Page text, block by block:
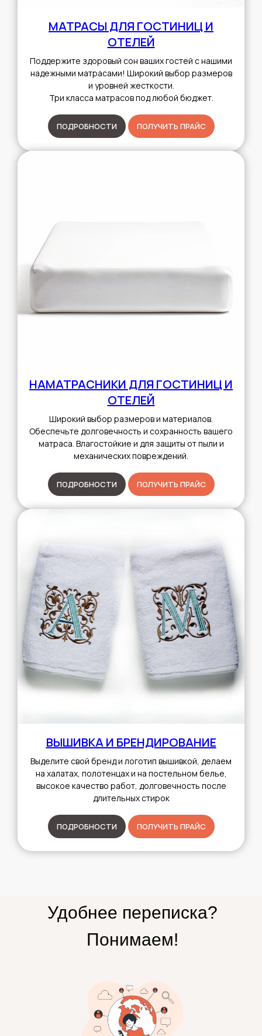
МАТРАСЫ ДЛЯ ГОСТИНИЦ И
ОТЕЛЕЙ
Поддержите здоровый сон ваших гостей с нашими
надежными матрасами! Широкий выбор размеров
и уровней жесткости.
Три класса матрасов под любой бюджет.
ПОДРОБНОСТИ ПОЛУЧИТЬ ПРАЙС
НАМАТРАСНИКИ ДЛЯ ГОСТИНИЦ И
ОТЕЛЕЙ
Широкий выбор размеров и материалов.
Обеспечьте долговечность и сохранность вашего
матраса. Влагостойкие и для защиты от пыли и
механических повреждений.
ПОДРОБНОСТИ ПОЛУЧИТЬ ПРАЙС
ВЫШИВКА И БРЕНДИРОВАНИЕ
Выделите свой бренд и логотип вышивкой, делаем
на халатах, полотенцах и на постельном белье,
высокое качество работ, долговечность после
длительных стирок
ПОДРОБНОСТИ ПОЛУЧИТЬ ПРАЙС
Удобнее переписка?
Понимаем!